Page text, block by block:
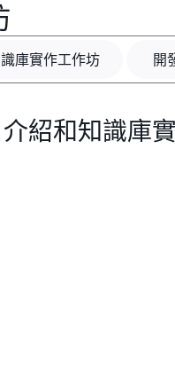
庫實作工作坊 開
紹和知識庫實